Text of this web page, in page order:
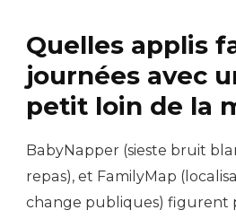
Quelles applis
journées avec
petit loin de la
BabyNapper (sieste bruit
repas), et FamilyMap
change publiques) figurent